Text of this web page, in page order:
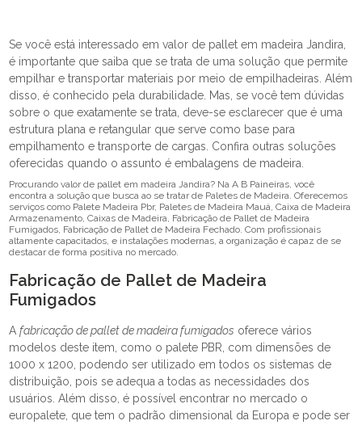
Se você está interessado em valor de pallet em madeira Jandira,
é importante que saiba que se trata de uma solução que permite
empilhar e transportar materiais por meio de empilhadeiras. Além
disso, é conhecido pela durabilidade. Mas, se você tem dúvidas
sobre o que exatamente se trata, deve-se esclarecer que é uma
estrutura plana e retangular que serve como base para
empilhamento e transporte de cargas. Confira outras soluções
oferecidas quando o assunto é embalagens de madeira.
Procurando valor de pallet em madeira Jandira? Na A B Paineiras, você
encontra a solução que busca ao se tratar de Paletes de Madeira. Oferecemos
serviços como Palete Madeira Pbr, Paletes de Madeira Mauá, Caixa de Madeira
Armazenamento, Caixas de Madeira, Fabricação de Pallet de Madeira
Fumigados, Fabricação de Pallet de Madeira Fechado. Com profissionais
altamente capacitados, e instalações modernas, a organização é capaz de se
destacar de forma positiva no mercado.
Fabricação de Pallet de Madeira
Fumigados
Afabricação de pallet de madeira fumigados oferece vários
modelos deste item, como o palete PBR, com dimensões de
1000 x 1200, podendo ser utilizado em todos os sistemas de
distribuição, pois se adequa a todas as necessidades dos
usuários. Além disso, é possível encontrar no mercado o
europalete, que tem o padrão dimensional da Europa e pode ser